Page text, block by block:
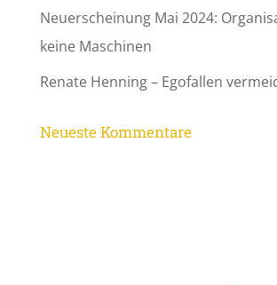
Neuerscheinung Mai 2024:
keine Maschinen
Renate Henning – Egofallen
Neueste Kommentare